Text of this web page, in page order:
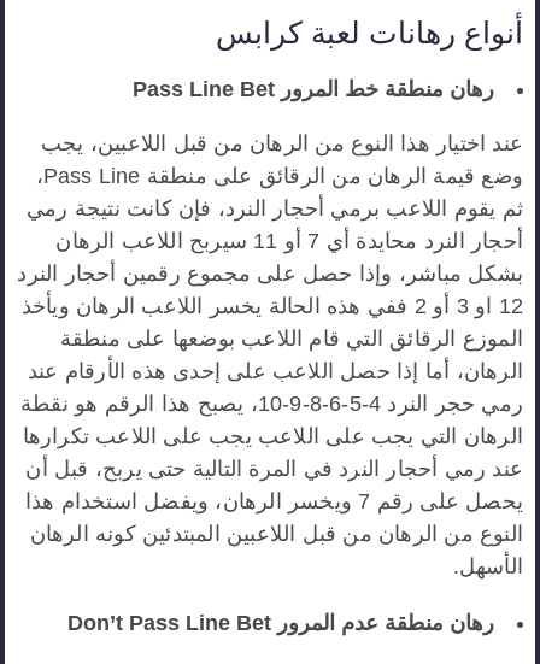
أنواع رهانات لعبة كرابس
رهان منطقة خط المرور Pass Line Bet
عند اختيار هذا النوع من الرهان من قبل اللاعبين، يجب
وضع قيمة الرهان من الرقائق على منطقة Pass Line،
ثم يقوم اللاعب برمي أحجار النرد، فإن كانت نتيجة رمي
أحجار النرد محايدة أي 7 أو 11 سيربح اللاعب الرهان
بشكل مباشر، وإذا حصل على مجموع رقمين أحجار النرد
12 او 3 أو 2 ففي هذه الحالة يخسر اللاعب الرهان ويأخذ
الموزع الرقائق التي قام اللاعب بوضعها على منطقة
الرهان، أما إذا حصل اللاعب على إحدى هذه الأرقام عند
رمي حجر النرد 4-5-6-8-9-10، يصبح هذا الرقم هو نقطة
الرهان التي يجب على اللاعب يجب على اللاعب تكرارها
عند رمي أحجار النرد في المرة التالية حتى يربح، قبل أن
يحصل على رقم 7 ويخسر الرهان، ويفضل استخدام هذا
النوع من الرهان من قبل اللاعبين المبتدئين كونه الرهان
الأسهل.
رهان منطقة عدم المرور Don’t Pass Line Bet